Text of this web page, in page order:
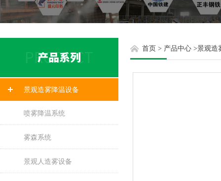
景观造雾降温设备
喷雾降温系统
雾森系统
景观人造雾设备
首页 > 产品中心 >景观造